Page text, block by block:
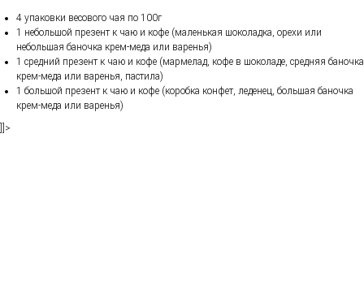
4 упаковки весового чая по 100г
1 небольшой презент к чаю и кофе (маленькая шоколадка, орехи или
небольшая баночка крем-меда или варенья)
1 средний презент к чаю и кофе (мармелад, кофе в шоколаде, средняя баночка
крем-меда или варенья, пастила)
1 большой презент к чаю и кофе (коробка конфет, леденец, большая баночка
крем-меда или варенья)
]]>